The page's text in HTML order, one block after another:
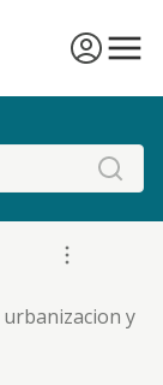
y
o ajenos,